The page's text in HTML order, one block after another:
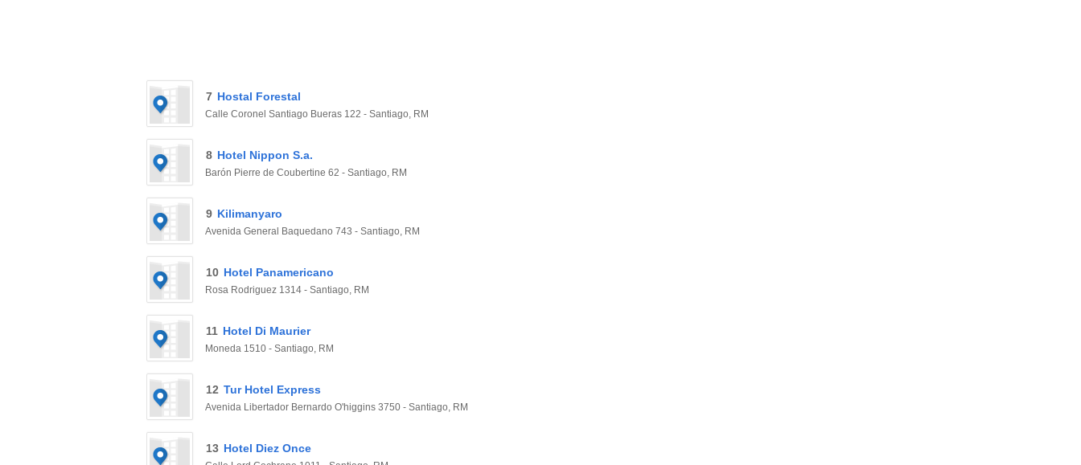
7 Hostal Forestal
Calle Coronel Santiago Bueras 122 - Santiago, RM
8 Hotel Nippon S.a.
Barón Pierre de Coubertine 62 - Santiago, RM
9 Kilimanyaro
Avenida General Baquedano 743 - Santiago, RM
10 Hotel Panamericano
Rosa Rodriguez 1314 - Santiago, RM
11 Hotel Di Maurier
Moneda 1510 - Santiago, RM
12 Tur Hotel Express
Avenida Libertador Bernardo O'higgins 3750 - Santiago, RM
13 Hotel Diez Once